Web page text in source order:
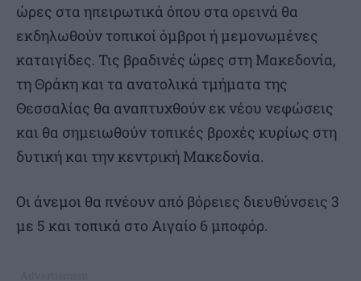
ώρες στα ηπειρωτικά όπου στα ορεινά θα
εκδηλωθούν τοπικοί όμβροι ή μεμονωμένες
καταιγίδες. Τις βραδινές ώρες στη Μακεδονία,
τη Θράκη και τα ανατολικά τμήματα της
Θεσσαλίας θα αναπτυχθούν εκ νέου νεφώσεις
και θα σημειωθούν τοπικές βροχές κυρίως στη
δυτική και την κεντρική Μακεδονία.
Οι άνεμοι θα πνέουν από βόρειες διευθύνσεις 3
με 5 και τοπικά στο Αιγαίο 6 μποφόρ.